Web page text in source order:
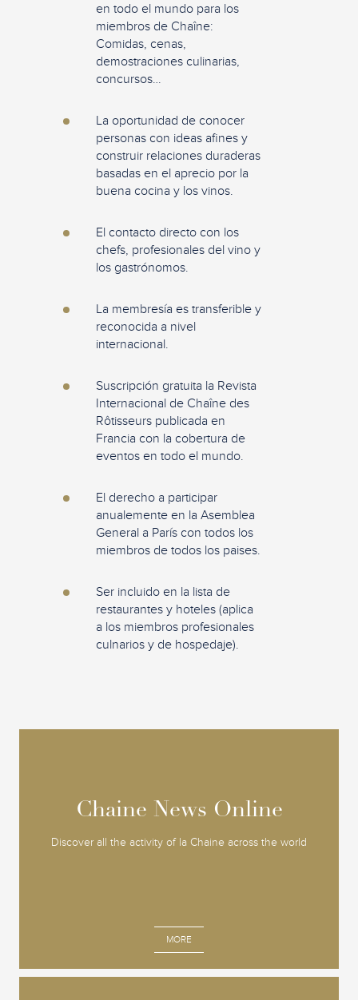
en todo el mundo para los
miembros de Chaîne:
Comidas, cenas,
demostraciones culinarias,
concursos…
La oportunidad de conocer
personas con ideas afines y
construir relaciones duraderas
basadas en el aprecio por la
buena cocina y los vinos.
El contacto directo con los
chefs, profesionales del vino y
los gastrónomos.
La membresía es transferible y
reconocida a nivel
internacional.
Suscripción gratuita la Revista
Internacional de Chaîne des
Rôtisseurs publicada en
Francia con la cobertura de
eventos en todo el mundo.
El derecho a participar
anualemente en la Asemblea
General a París con todos los
miembros de todos los paises.
Ser incluido en la lista de
restaurantes y hoteles (aplica
a los miembros profesionales
culnarios y de hospedaje).
Chaine News Online
Discover all the activity of la Chaine across the world
MORE
Chaine News Online